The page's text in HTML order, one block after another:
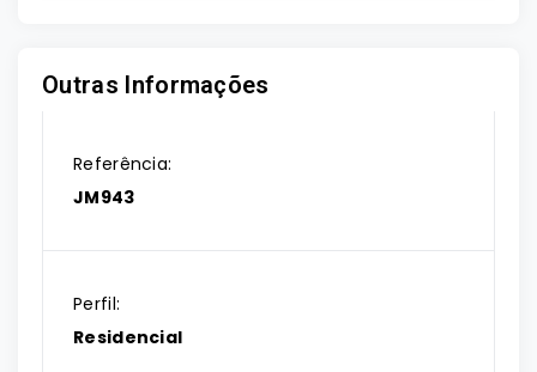
Outras Informações
Referência:
JM943
Perfil:
Residencial